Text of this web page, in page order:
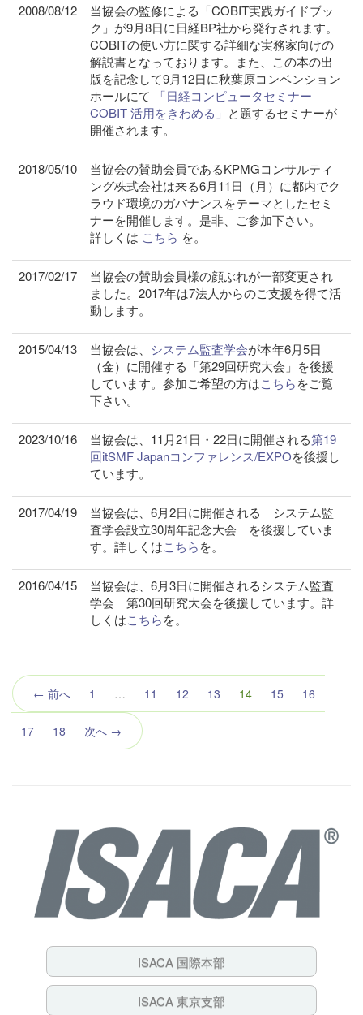
2008/08/12
当協会の監修による「COBIT実践ガイドブッ
ク」が9月8日に日経BP社から発行されます。
COBITの使い方に関する詳細な実務家向けの
解説書となっております。また、この本の出
版を記念して9月12日に秋葉原コンベンション
ホールにて
「日経コンピュータセミナー
COBIT 活用をきわめる」 と題するセミナーが
開催されます。
2018/05/10
当協会の賛助会員であるKPMGコンサルティ
ング株式会社は来る6月11日（月）に都内でク
ラウド環境のガバナンスをテーマとしたセミ
ナーを開催します。是非、ご参加下さい。
詳しくは こちら を。
2017/02/17
当協会の賛助会員様の顔ぶれが一部変更され
ました。2017年は7法人からのご支援を得て活
動します。
2015/04/13 当協会は、 システム監査学会が本年6月5日
（金）に開催する「第29回研究大会」を後援
しています。参加ご希望の方はこちらをご覧
下さい。
2023/10/16 当協会は、11月21日・22日に開催される第19
回itSMF Japanコンファレンス/EXPOを後援し
ています。
2017/04/19
当協会は、6月2日に開催される システム監
査学会設立30周年記念大会 を後援していま
す。詳しくはこちらを。
2016/04/15
当協会は、6月3日に開催されるシステム監査
学会 第30回研究大会を後援しています。詳
しくはこちらを。
← 前へ 1 … 11 12 13 14（こ
の
15 16
17 18 次へ →
ISACA 国際本部
ISACA 東京支部